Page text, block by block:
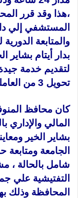
،هذا وقد قرر
المستشفي إلي دار
والمتابعة
بدار أيتام بشاير
لتقديم خدمة
تحويل 3 من العاملين علي قيد التحقيقات للنيابة العامة.
كان محافظ
المالي والإداري
بشاير الخير
الجامعة
شامل بالحالة ،
التفتيشية علي
المحافظة وذلك